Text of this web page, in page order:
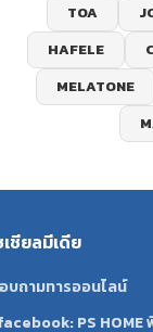
TOA
HAFELE
MELATONE
เชียลมีเดีย
บถามทารออนไลน์
PS HOME